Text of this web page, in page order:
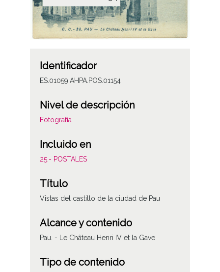
Identificador
ES.01059.AHPA.POS.01154
Nivel de descripción
Fotografía
Incluido en
25.- POSTALES
Título
Vistas del castillo de la ciudad de Pau
Alcance y contenido
Pau. - Le Château Henri IV et la Gave
Tipo de contenido